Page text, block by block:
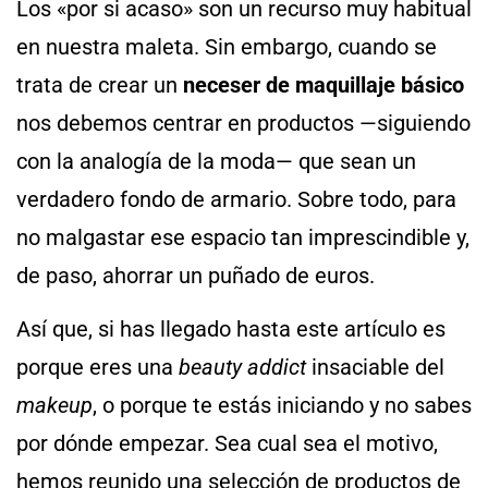
Los «por si acaso» son un recurso muy habitual
en nuestra maleta. Sin embargo, cuando se
trata de crear un neceser de maquillaje básico
nos debemos centrar en productos —siguiendo
con la analogía de la moda— que sean un
verdadero fondo de armario. Sobre todo, para
no malgastar ese espacio tan imprescindible y,
de paso, ahorrar un puñado de euros.
Así que, si has llegado hasta este artículo es
porque eres una beauty addictinsaciable del
makeup, o porque te estás iniciando y no sabes
por dónde empezar. Sea cual sea el motivo,
hemos reunido una selección de productos de